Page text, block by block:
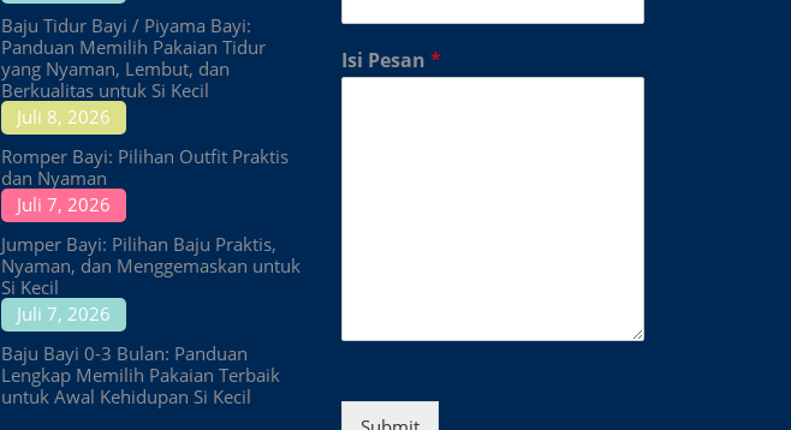
Baju Tidur Bayi / Piyama Bayi:
Panduan Memilih Pakaian Tidur
yang Nyaman, Lembut, dan
Berkualitas untuk Si Kecil
Juli 8, 2026
Romper Bayi: Pilihan Outfit Praktis
dan Nyaman
Juli 7, 2026
Jumper Bayi: Pilihan Baju Praktis,
Nyaman, dan Menggemaskan untuk
Si Kecil
Juli 7, 2026
Baju Bayi 0-3 Bulan: Panduan
Lengkap Memilih Pakaian Terbaik
untuk Awal Kehidupan Si Kecil
Isi Pesan *